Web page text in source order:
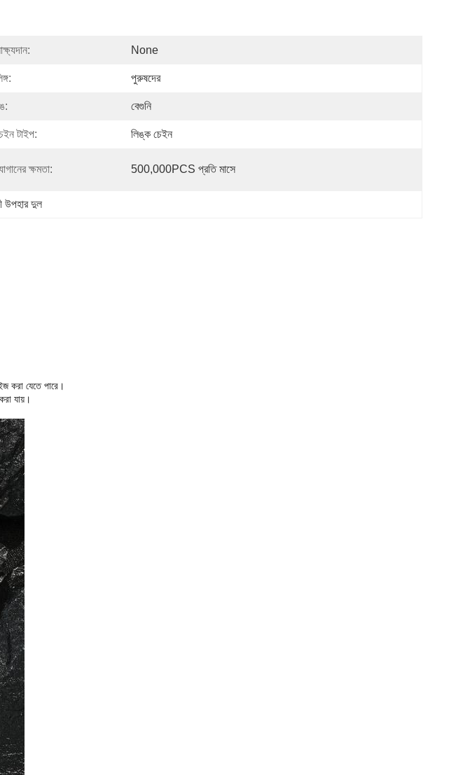
None
পুরুষদের
বেগুনি
টাইপ: লিঙ্ক চেইন
ক্ষমতা: 500,000PCS প্রতি মাসে
উপহার দুল
করা যেতে পারে।
যায়।